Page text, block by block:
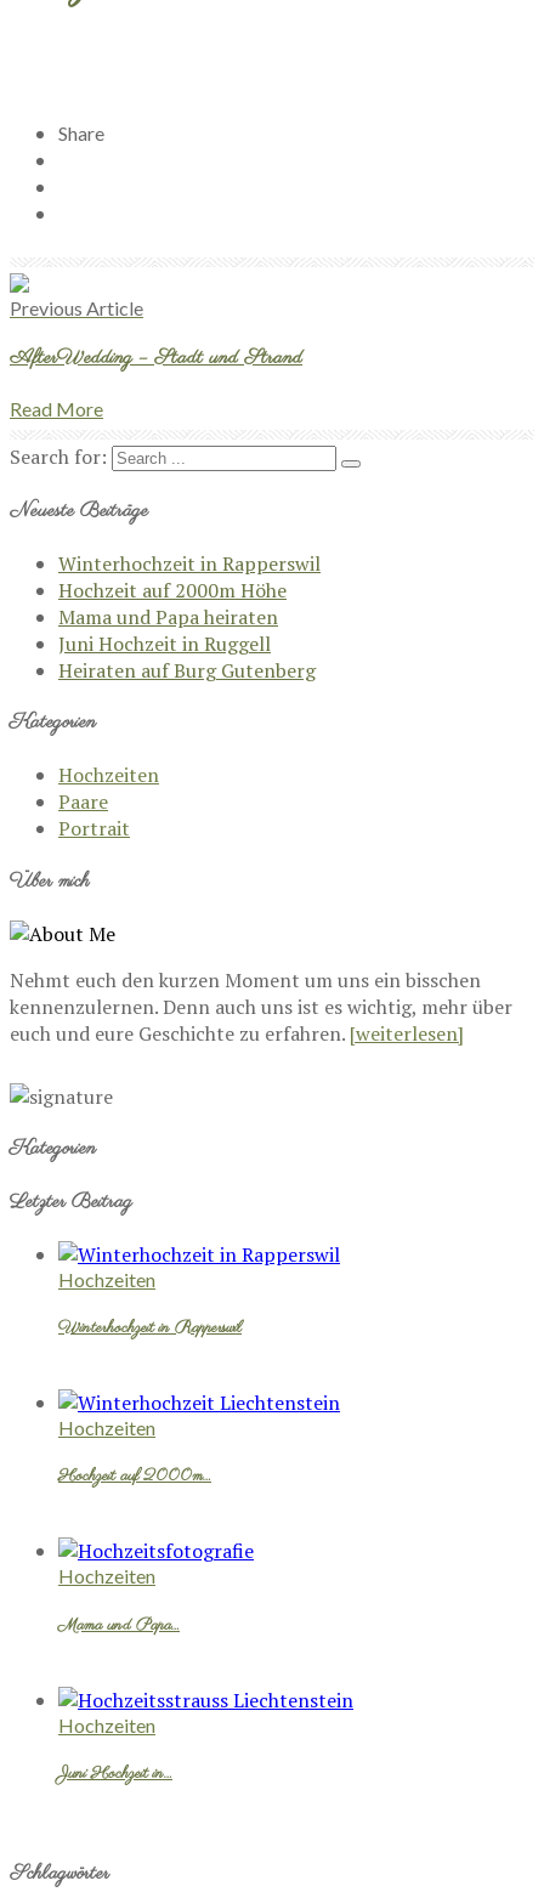
Share
Previous Article
AfterWedding – Stadt und Strand
Read More
Search for:
Neueste Beiträge
Winterhochzeit in Rapperswil
Hochzeit auf 2000m Höhe
Mama und Papa heiraten
Juni Hochzeit in Ruggell
Heiraten auf Burg Gutenberg
Kategorien
Hochzeiten
Paare
Portrait
Über mich
Nehmt euch den kurzen Moment um uns ein bisschen
kennenzulernen. Denn auch uns ist es wichtig, mehr über
euch und eure Geschichte zu erfahren. [weiterlesen]
Kategorien
Letzter Beitrag
Hochzeiten
Winterhochzeit in Rapperswil
Hochzeiten
Hochzeit auf 2000m…
Hochzeiten
Mama und Papa…
Hochzeiten
Juni Hochzeit in…
Schlagwörter